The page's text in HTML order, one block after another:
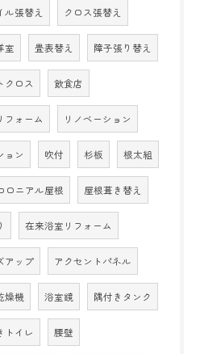
ル張替え クロス張替え
室 畳表替え 障子張り替え
クロス 飲食店
フォーム リノベーション
ョン 吹付 杉板 根太組
ロニアル屋根 屋根葺き替え
在来浴室リフォーム
アップ アクセントパネル
燥機 浴室鏡 隅付きタンク
トイレ 腰壁